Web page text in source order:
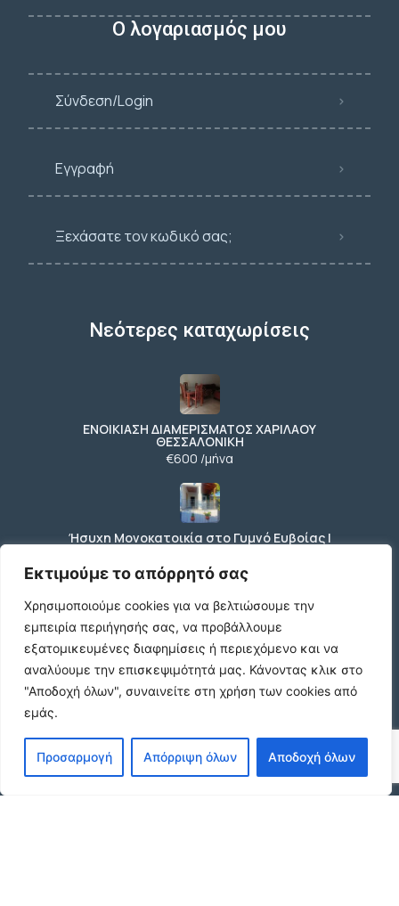
Εκτιμούμε το απόρρητό σας
Χρησιμοποιούμε cookies για να βελτιώσουμε την
εμπειρία περιήγησής σας, να προβάλλουμε
εξατομικευμένες διαφημίσεις ή περιεχόμενο και να
αναλύουμε την επισκεψιμότητά μας. Κάνοντας κλικ στο
"Αποδοχή όλων", συναινείτε στη χρήση των cookies από
εμάς.
Προσαρμογή Απόρριψη όλων Αποδοχή όλων
Ο λογαριασμός μου
Σύνδεση/Login
Εγγραφή
Ξεχάσατε τον κωδικό σας;
Νεότερες καταχωρίσεις
ΕΝΟΙΚΙΑΣΗ ΔΙΑΜΕΡΙΣΜΑΤΟΣ ΧΑΡΙΛΑΟΥ
ΘΕΣΣΑΛΟΝΙΚΗ
€600 /μήνα
Ήσυχη Μονοκατοικία στο Γυμνό Ευβοίας |
Κοντά σε Θάλασσα & Βουνό
€52 /μήνα
ΕΝΟΙΚΙΑΣΗ ΔΙΑΜΕΡΙΣΜΑΤΟΣ ΧΑΡΙΛΑΟΥ
ΘΕΣΣΑΛΟΝΙΚΗ
€600 /μήνα
Κωδικος ακινητου Μ480 καταστημα στον
Ευοσμο